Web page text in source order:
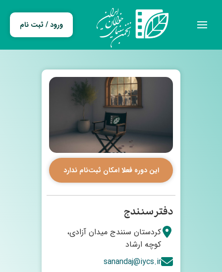
ورود / ثبت نام
این دوره فعلا امکان ثبت‌نام ندارد
دفتر سنندج
کردستان سنندج میدان آزادی،
کوچه ارشاد
sanandaj@iycs.ir